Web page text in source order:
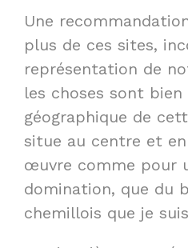
Une
plus de ces sites,
représentation de
les choses sont
géographique de
situe au centre et
œuvre comme pour
domination, que du
chemillois que je